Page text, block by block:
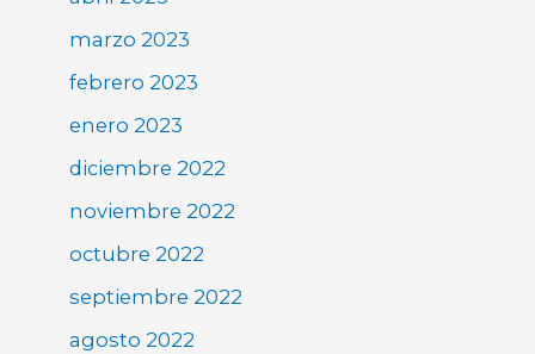
marzo 2023
febrero 2023
enero 2023
diciembre 2022
noviembre 2022
octubre 2022
septiembre 2022
agosto 2022